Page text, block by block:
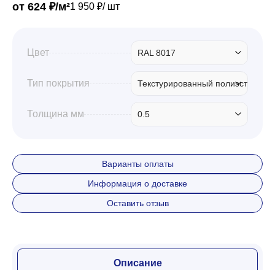
от 624 ₽/м²1 950 ₽/ шт
Цвет RAL 8017
Тип покрытия Текстурированный полиэстер
Толщина мм 0.5
Варианты оплаты
Информация о доставке
Оставить отзыв
Описание